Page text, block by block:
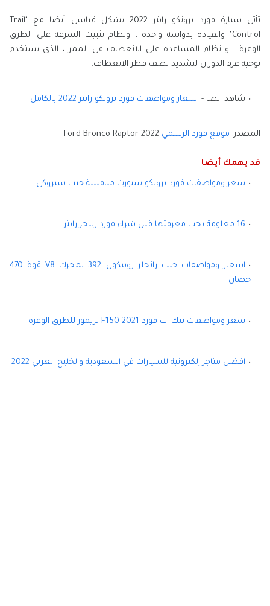
تأتي سيارة فورد برونكو رابتر 2022 بشكل قياسي أيضا مع "Trail
Control" والقيادة بدواسة واحدة ، ونظام تثبيت السرعة على الطرق
الوعرة ، و نظام المساعدة على الانعطاف في الممر ، الذي يستخدم
توجيه عزم الدوران لتشديد نصف قطر الانعطاف.
شاهد ايضا - اسعار ومواصفات فورد برونكو رابتر 2022 بالكامل
المصدر: موقع فورد الرسمي
قد يهمك أيضا
سعر ومواصفات فورد برونكو سبورت منافسة جيب شيروكي
16 معلومة يجب معرفتها قبل شراء فورد رينجر رابتر
اسعار ومواصفات جيب رانجلر روبيكون 392 بمحرك V8 قوة 470
حصان
سعر ومواصفات بيك اب فورد F150 2021 تريمور للطرق الوعرة
افضل متاجر إلكترونية للسيارات في السعودية والخليج العربي 2022